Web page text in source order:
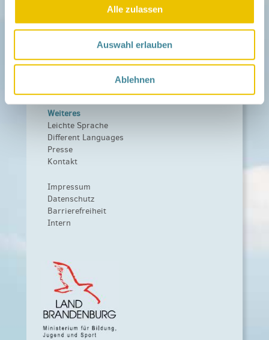
Alle zulassen
Auswahl erlauben
Ablehnen
Leitbild
Träger und Förderer
Weiteres
Leichte Sprache
Different Languages
Presse
Kontakt
Impressum
Datenschutz
Barrierefreiheit
Intern